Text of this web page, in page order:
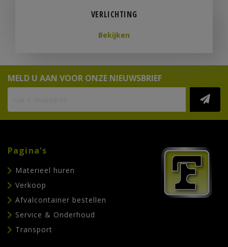
VERLICHTING
Bekijken
MELD U AAN VOOR ONZE NIEUWSBRIEF
Pagina's
Materieel huren
Verkoop
Afvalcontainer bestellen
Service & Onderhoud
Transport